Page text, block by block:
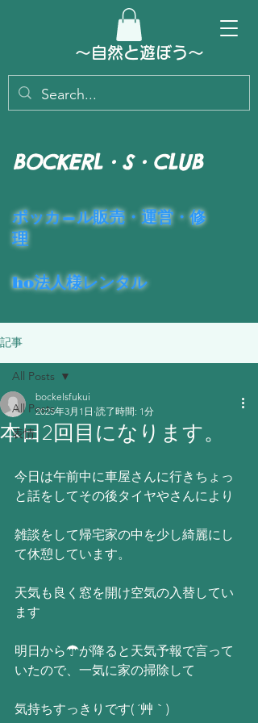
～​自然と遊ぼう～
​ポッカ―ル販売・運営・修
理
ho法人様レンタル
BOCKERL・S・CLUB
記事
All Posts
表情
All Posts
本日2回目になります。
bockelsfukui
2025年3月1日 読了時間: 1分
今日は午前中に車屋さんに行きちょっ
と話をしてその後タイヤやさんにより
雑談をして帰宅家の中を少し綺麗にし
て休憩しています。
天気も良く窓を開け空気の入替してい
ます
明日から☂が降ると天気予報で言って
いたので、一気に家の掃除して
気持ちすっきりです( ´艸｀)